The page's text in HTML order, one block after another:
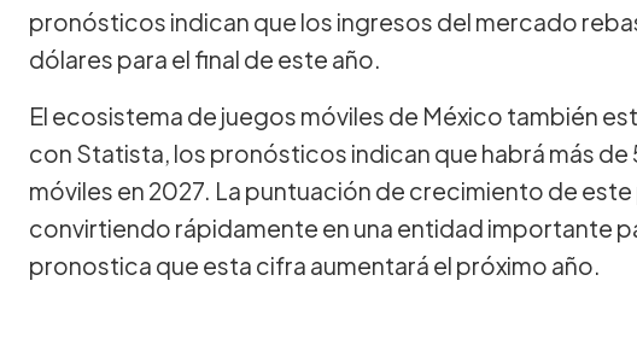
pronósticos indican que los ingresos del mercado
dólares para el final de este año.
El ecosistema de juegos móviles de México también
con Statista, los pronósticos indican que habrá más de
móviles en 2027. La puntuación de crecimiento de este
convirtiendo rápidamente en una entidad importante
pronostica que esta cifra aumentará el próximo año.